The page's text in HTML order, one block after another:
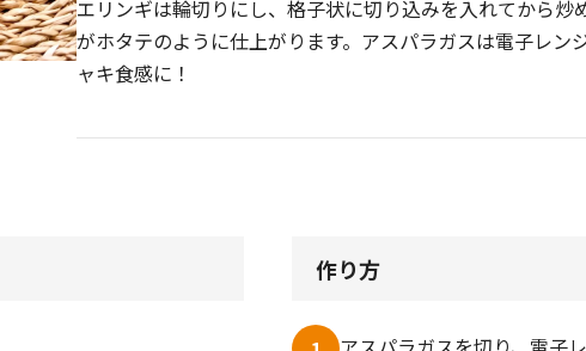
エリンギは輪切りにし、格子状に切り込みを入れてから
がホタテのように仕上がります。アスパラガスは電子レン
ャキ食感に！
作り方